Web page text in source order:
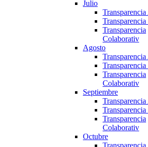
Julio
Transparencia
Colaborativ
Agosto
Transparencia
Colaborativ
Septiembre
Transparencia
Colaborativ
Octubre